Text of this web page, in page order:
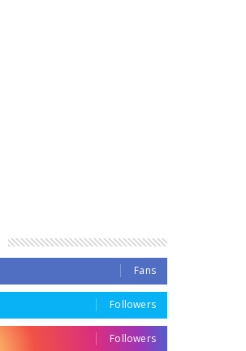
Fans
Followers
Followers